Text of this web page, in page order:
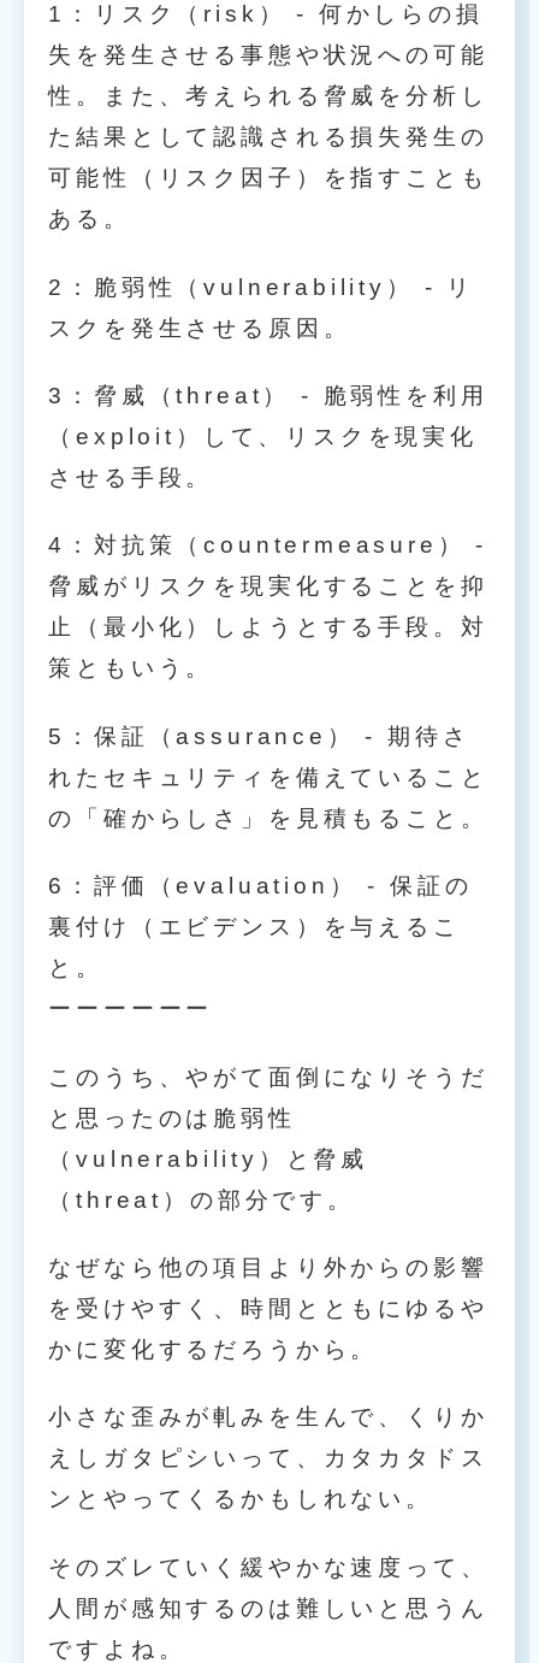
1：リスク（risk） - 何かしらの損
失を発生させる事態や状況への可能
性。また、考えられる脅威を分析し
た結果として認識される損失発生の
可能性（リスク因子）を指すことも
ある。
2：脆弱性（vulnerability） - リ
スクを発生させる原因。
3：脅威（threat） - 脆弱性を利用
（exploit）して、リスクを現実化
させる手段。
4：対抗策（countermeasure） -
脅威がリスクを現実化することを抑
止（最小化）しようとする手段。対
策ともいう。
5：保証（assurance） - 期待さ
れたセキュリティを備えていること
の「確からしさ」を見積もること。
6：評価（evaluation） - 保証の
裏付け（エビデンス）を与えるこ
と。
ーーーーーー
このうち、やがて面倒になりそうだ
と思ったのは脆弱性
（vulnerability）と脅威
（threat）の部分です。
なぜなら他の項目より外からの影響
を受けやすく、時間とともにゆるや
かに変化するだろうから。
小さな歪みが軋みを生んで、くりか
えしガタピシいって、カタカタドス
ンとやってくるかもしれない。
そのズレていく緩やかな速度って、
人間が感知するのは難しいと思うん
ですよね。